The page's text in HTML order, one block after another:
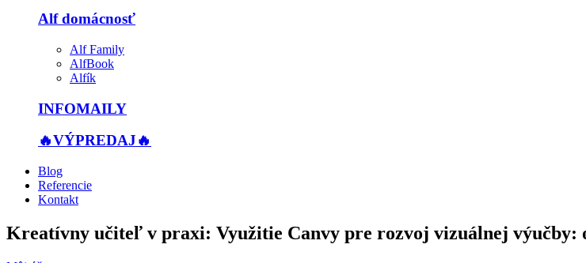
Alf domácnosť
Alf Family
AlfBook
Alfík
INFOMAILY
🔥VÝPREDAJ🔥
Blog
Referencie
Kontakt
Kreatívny učiteľ v praxi: Využitie Canvy pre rozvoj vizuálnej výučby: